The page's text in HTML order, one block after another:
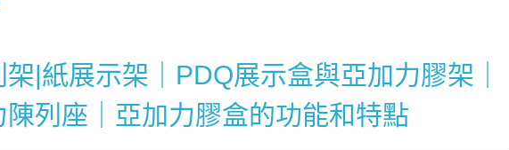
|紙展示架｜PDQ展示盒與亞加力膠架｜
陳列座｜亞加力膠盒的功能和特點